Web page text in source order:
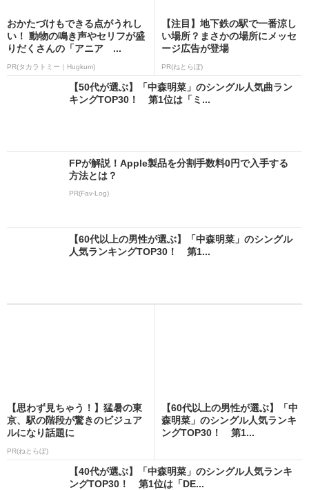
おかたづけもできる点がうれし
い！ 動物の鳴き声やセリフが盛
りだくさんの「アニア ...
PR(タカラトミー｜Hugkum)
【注目】地下鉄の駅で一番涼し
い場所？まさかの場所にメッセ
ージ広告が登場
PR(ねとらぼ)
【50代が選ぶ】「中森明菜」のシングル人気曲ラン
キングTOP30！ 第1位は「ミ...
FPが解説！Apple製品を分割手数料0円で入手する
方法とは？
PR(Fav-Log)
【60代以上の男性が選ぶ】「中森明菜」のシングル
人気ランキングTOP30！ 第1...
【思わず見ちゃう！】猛暑の東
京、駅の階段が驚きのビジュア
ルになり話題に
PR(ねとらぼ)
【60代以上の男性が選ぶ】「中
森明菜」のシングル人気ランキ
ングTOP30！ 第1...
【40代が選ぶ】「中森明菜」のシングル人気ランキ
ングTOP30！ 第1位は「DE...